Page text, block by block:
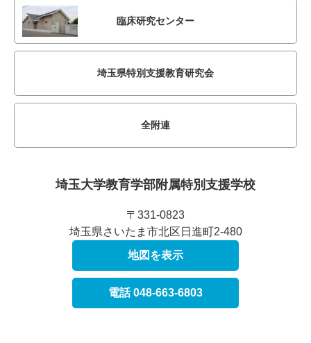
臨床研究センター
埼玉県特別支援教育研究会
全附連
埼玉大学教育学部附属特別支援学校
〒331-0823
埼玉県さいたま市北区日進町2-480
地図を表示
電話 048-663-6803